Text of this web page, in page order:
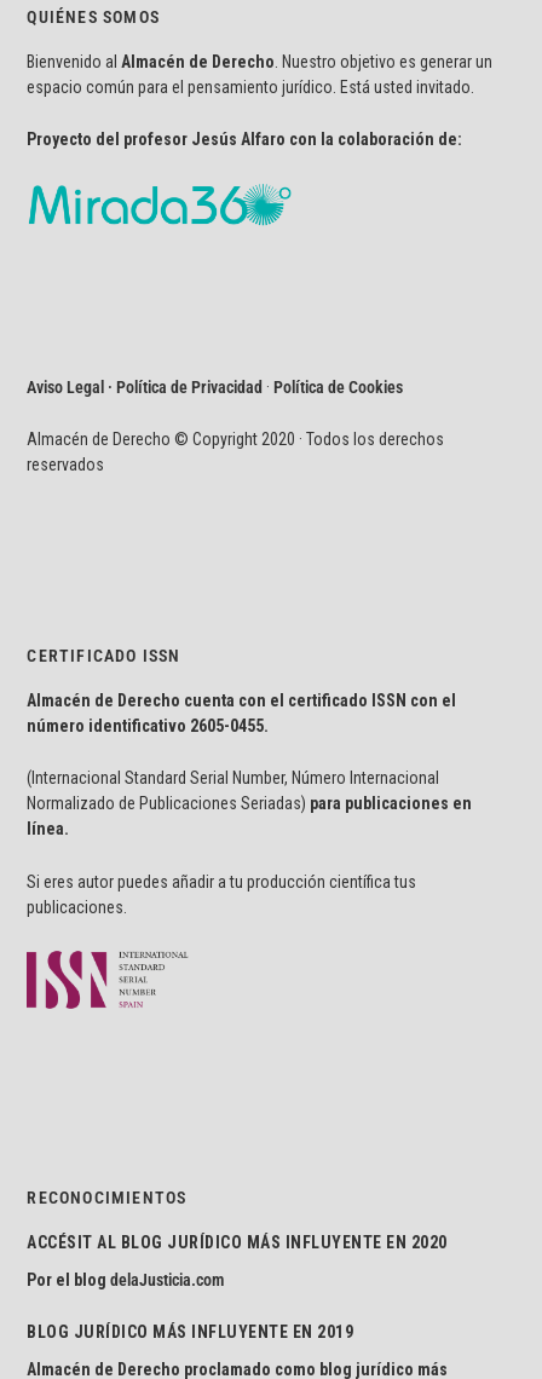
QUIÉNES SOMOS
Bienvenido al Almacén de Derecho . Nuestro objetivo es generar un
espacio común para el pensamiento jurídico. Está usted invitado.
Proyecto del profesor Jesús Alfaro con la colaboración de:
Aviso Legal · Política de Privacidad ·Política de Cookies
Almacén de Derecho © Copyright 2020 · Todos los derechos
reservados
CERTIFICADO ISSN
Almacén de Derecho cuenta con el certificado ISSN con el
número identificativo 2605-0455.
(Internacional Standard Serial Number, Número Internacional
Normalizado de Publicaciones Seriadas) para publicaciones en
línea.
Si eres autor puedes añadir a tu producción científica tus
publicaciones.
RECONOCIMIENTOS
ACCÉSIT AL BLOG JURÍDICO MÁS INFLUYENTE EN 2020
Por el blogdelaJusticia.com
BLOG JURÍDICO MÁS INFLUYENTE EN 2019
Almacén de Derecho proclamado como blog jurídico más